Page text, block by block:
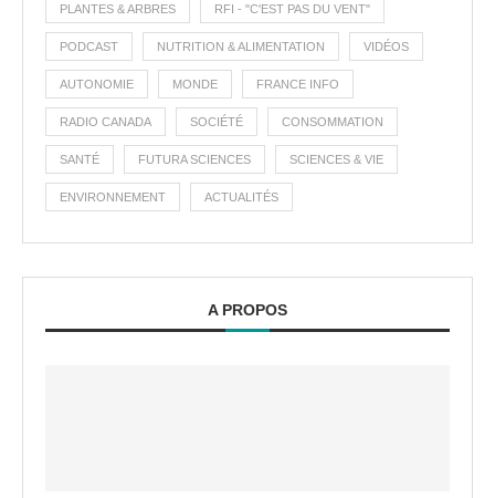
PLANTES & ARBRES RFI - "C'EST PAS DU VENT"
PODCAST NUTRITION & ALIMENTATION VIDÉOS
AUTONOMIE MONDE FRANCE INFO
RADIO CANADA SOCIÉTÉ CONSOMMATION
SANTÉ FUTURA SCIENCES SCIENCES & VIE
ENVIRONNEMENT ACTUALITÉS
A PROPOS